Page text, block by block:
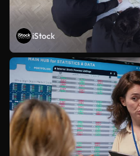
iStock